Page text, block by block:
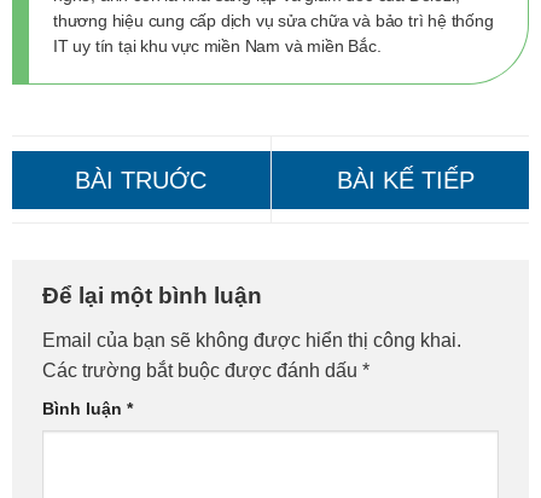
thương hiệu cung cấp dịch vụ sửa chữa và bảo trì hệ thống
IT uy tín tại khu vực miền Nam và miền Bắc.
10: Giá Tốt, Gọi Ngay!
Để lại một bình luận
Email của bạn sẽ không được hiển thị công khai.
Các trường bắt buộc được đánh dấu *
Bình luận *